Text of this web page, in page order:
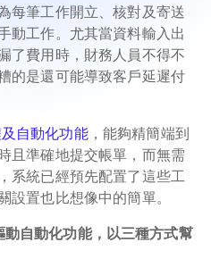
每筆工作開立、核對及寄送
動工作。尤其當資料輸入出
了費用時，財務人員不得不
的是還可能導致客戶延遲付
自動化功能，能夠精簡端到
且準確地提交帳單，而無需
系統已經預先配置了這些工
設置也比想像中的簡單。
自動化功能，以三種方式幫